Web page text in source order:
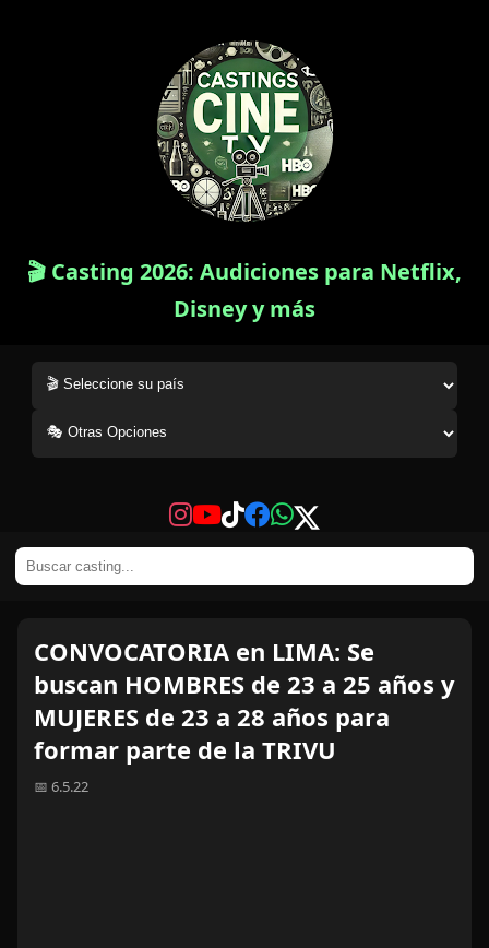
🎬 Casting 2026: Audiciones para Netflix,
Disney y más
CONVOCATORIA en LIMA: Se
buscan HOMBRES de 23 a 25 años y
MUJERES de 23 a 28 años para
formar parte de la TRIVU
📅 6.5.22